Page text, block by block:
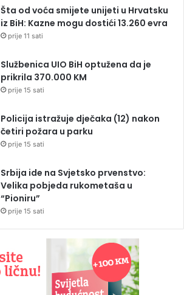
Šta od voća smijete unijeti u Hrvatsku
iz BiH: Kazne mogu dostići 13.260 evra
prije 11 sati
Službenica UIO BiH optužena da je
prikrila 370.000 KM
prije 15 sati
Policija istražuje dječaka (12) nakon
četiri požara u parku
prije 15 sati
Srbija ide na Svjetsko prvenstvo:
Velika pobjeda rukometaša u
“Pioniru”
prije 15 sati